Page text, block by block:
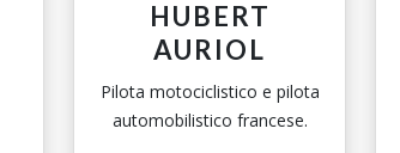
HUBERT
AURIOL
Pilota motociclistico e pilota
automobilistico francese.